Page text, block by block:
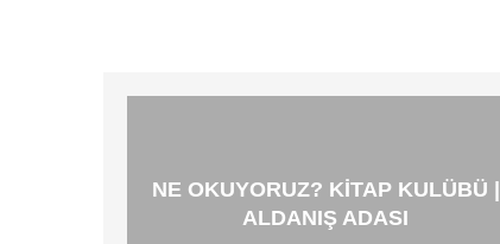
NE OKUYORUZ? KITAP KULÜBÜ |
ALDANIŞ ADASI